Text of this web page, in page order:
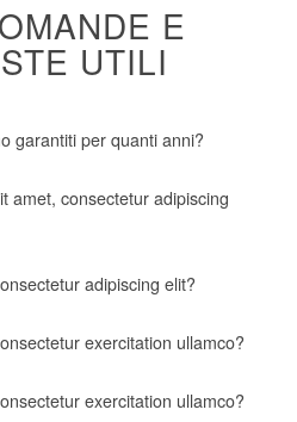
E
UTILI
garantiti per quanti anni?
amet, consectetur adipiscing
adipiscing elit?
exercitation ullamco?
exercitation ullamco?